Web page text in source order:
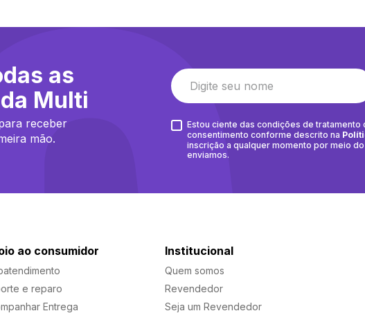
as
Multi
receber
mão.
Estou ciente das condições de
consentimento conforme descrito na
inscrição a qualquer momento por meio
enviamos.
ao consumidor
e reparo
Entrega
Institucional
Quem somos
Revendedor
Seja um Revendedor